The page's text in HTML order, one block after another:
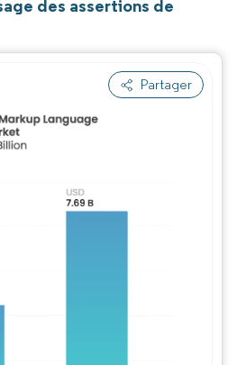
des assertions de
Partager